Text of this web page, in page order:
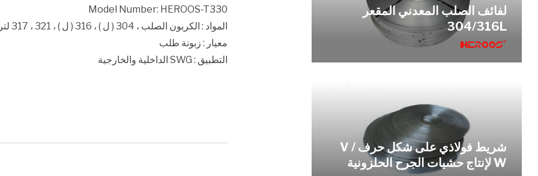
Model Number: HEROOS-T330
المواد : الكربون الصلب ، 304 ( ل ) ، 316 ( ل ) ، 321 ، 317 لتر ، الخ .
معيار : زبونة طلب
التطبيق : SWG الداخلية والخارجية
لفائف الصلب المعدني المقعر
304/316L
شريط فولاذي على شكل حرف V /
W لإنتاج حشيات الجرح الحلزونية